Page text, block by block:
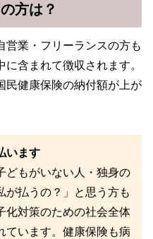
方は？
営業・フリーランスの方も
含まれて徴収されます。
民健康保険の納付額が上が
います
どもがいない人・独身の
が払うの？」と思う方も
化対策のための社会全体
ています。健康保険も病